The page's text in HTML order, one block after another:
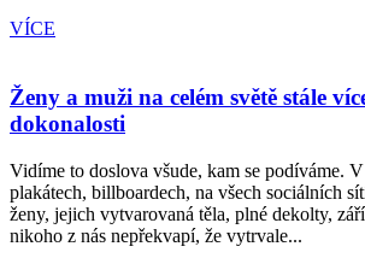
VÍCE
Ženy a muži na celém světě stále
dokonalosti
Vidíme to doslova všude, kam se podíváme.
plakátech, billboardech, na všech sociálních
ženy, jejich vytvarovaná těla, plné dekolty,
nikoho z nás nepřekvapí, že vytrvale...